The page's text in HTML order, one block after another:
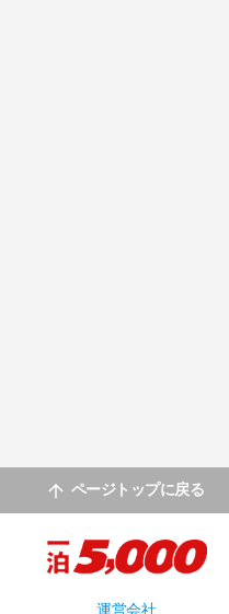
ページトップに戻る
運営会社